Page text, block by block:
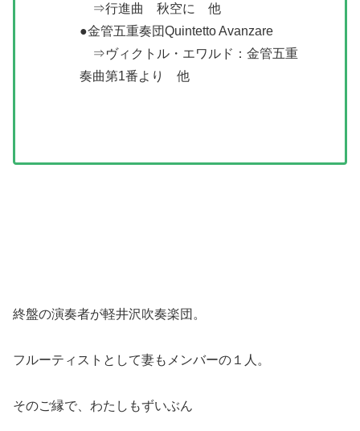
⇒行進曲 秋空に 他
●金管五重奏団Quintetto Avanzare
⇒ヴィクトル・エワルド：金管五重
奏曲第1番より 他
終盤の演奏者が軽井沢吹奏楽団。
フルーティストとして妻もメンバーの１人。
そのご縁で、わたしもずいぶん